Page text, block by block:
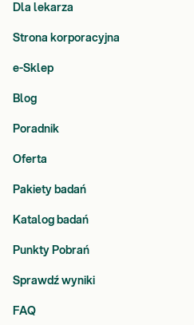
Dla lekarza
Strona korporacyjna
e-Sklep
Blog
Poradnik
Oferta
Pakiety badań
Katalog badań
Punkty Pobrań
Sprawdź wyniki
FAQ